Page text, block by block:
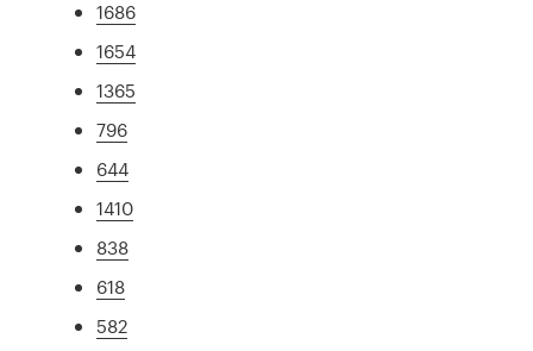
1686
1654
1365
796
644
1410
838
618
582